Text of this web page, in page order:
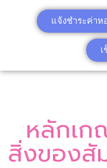
แจ้งชำระค่าห
หลักเก
สิ่งของสั